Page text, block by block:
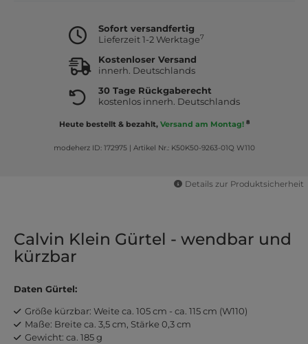
Sofort versandfertig
Lieferzeit 1-2 Werktage7
Kostenloser Versand
innerh. Deutschlands
30 Tage Rückgaberecht
kostenlos innerh. Deutschlands
Heute bestellt & bezahlt, Versand am Montag! 8
modeherz ID: 172975| Artikel Nr.: K50K50-9263-01Q W110
Details zur Produktsicherheit
Calvin Klein Gürtel - wendbar und
kürzbar
Daten Gürtel:
Größe kürzbar: Weite ca. 105 cm - ca. 115 cm (W110)
Maße: Breite ca. 3,5 cm, Stärke 0,3 cm
Gewicht: ca. 185 g